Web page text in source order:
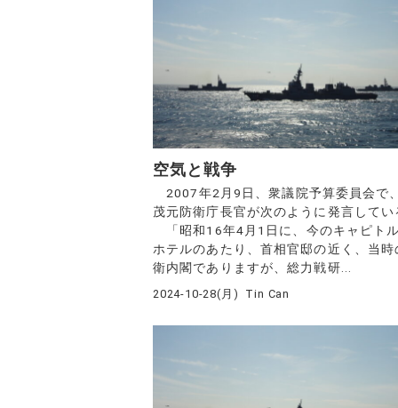
空気と戦争
2007年2月9日、衆議院予算委員会で
茂元防衛庁長官が次のように発言してい
「昭和16年4月1日に、今のキャピト
ホテルのあたり、首相官邸の近く、当時
衛内閣でありますが、総力戦研...
2024-10-28(月) Tin Can